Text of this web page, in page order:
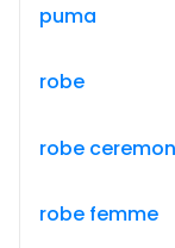
puma
robe
robe
robe femme